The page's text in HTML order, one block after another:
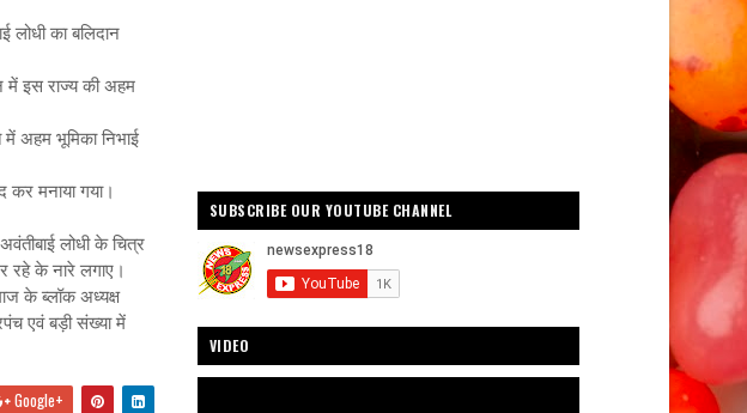
लोधी का बलिदान
में इस राज्य की अहम
अहम भूमिका निभाई
कर मनाया गया।
लोधी के चित्र
रहे के नारे लगाए।
के ब्लॉक अध्यक्ष
एवं बड़ी संख्या में
Google+
SUBSCRIBE OUR YOUTUBE CHANNEL
VIDEO